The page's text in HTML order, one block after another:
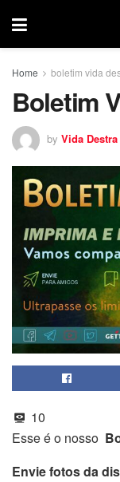
Home boletim vida
Boletim
by Vida
10
Esse é o nosso
Envie fotos da